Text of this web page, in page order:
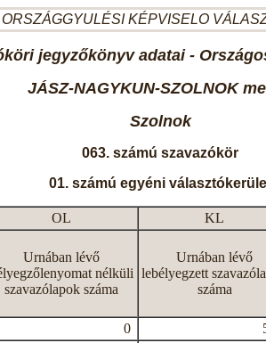
KÉPVISELO
jegyzőkönyv adatai -
JÁSZ-NAGYKUN-SZOLNOK
Szolnok
063. számú szavazókör
01. számú egyéni
OL KL
Urnában lévő
nélküli
szavazólapok száma
Urnában lévő
lebélyegzett
száma
0